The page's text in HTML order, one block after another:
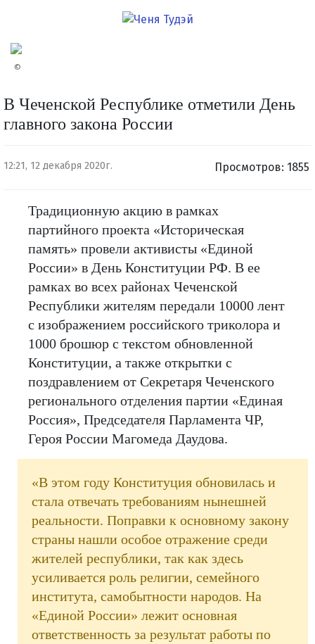
©
В Чеченской Республике отметили День
главного закона России
12:21, 12 декабря 2020г. Просмотров: 1855
Традиционную акцию в рамках
партийного проекта «Историческая
память» провели активисты «Единой
России» в День Конституции РФ. В ее
рамках во всех районах Чеченской
Республики жителям передали 10000 лент
с изображением российского триколора и
1000 брошюр с текстом обновленной
Конституции, а также открытки с
поздравлением от Секретаря Чеченского
регионального отделения партии «Единая
Россия», Председателя Парламента ЧР,
Героя России Магомеда Даудова.
«В этом году Конституция обновилась и
стала отвечать требованиям нынешней
реальности. Поправки к основному закону
страны нашли особое отражение среди
жителей республики, так как здесь
усиливается роль религии, семейного
института, самобытности народов. На
«Единой России» лежит основная
ответственность за результат работы по